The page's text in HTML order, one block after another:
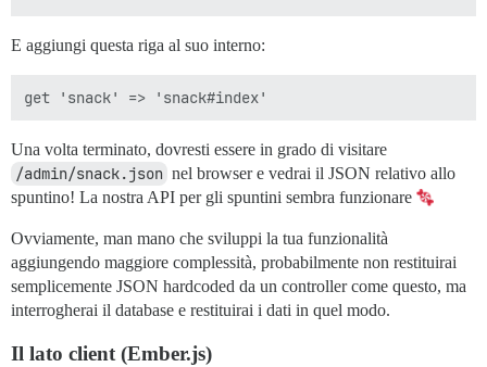
E aggiungi questa riga al suo interno:
Una volta terminato, dovresti essere in grado di visitare
/admin/snack.json nel browser e vedrai il JSON relativo allo
spuntino! La nostra API per gli spuntini sembra funzionare
Ovviamente, man mano che sviluppi la tua funzionalità
aggiungendo maggiore complessità, probabilmente non restituirai
semplicemente JSON hardcoded da un controller come questo, ma
interrogherai il database e restituirai i dati in quel modo.
Il lato client (Ember.js)